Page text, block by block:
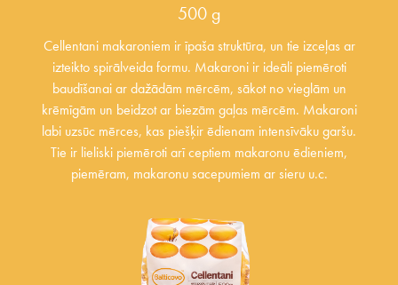
500 g
Cellentani makaroniem ir īpaša struktūra, un tie izceļas ar
izteikto spirālveida formu. Makaroni ir ideāli piemēroti
baudīšanai ar dažādām mērcēm, sākot no vieglām un
krēmīgām un beidzot ar biezām gaļas mērcēm. Makaroni
labi uzsūc mērces, kas piešķir ēdienam intensīvāku garšu.
Tie ir lieliski piemēroti arī ceptiem makaronu ēdieniem,
piemēram, makaronu sacepumiem ar sieru u.c.